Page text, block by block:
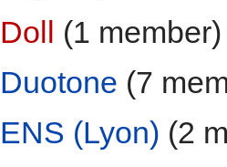
Doll ‏‎ (1 member)
Duotone (7
ENS (Lyon) (2